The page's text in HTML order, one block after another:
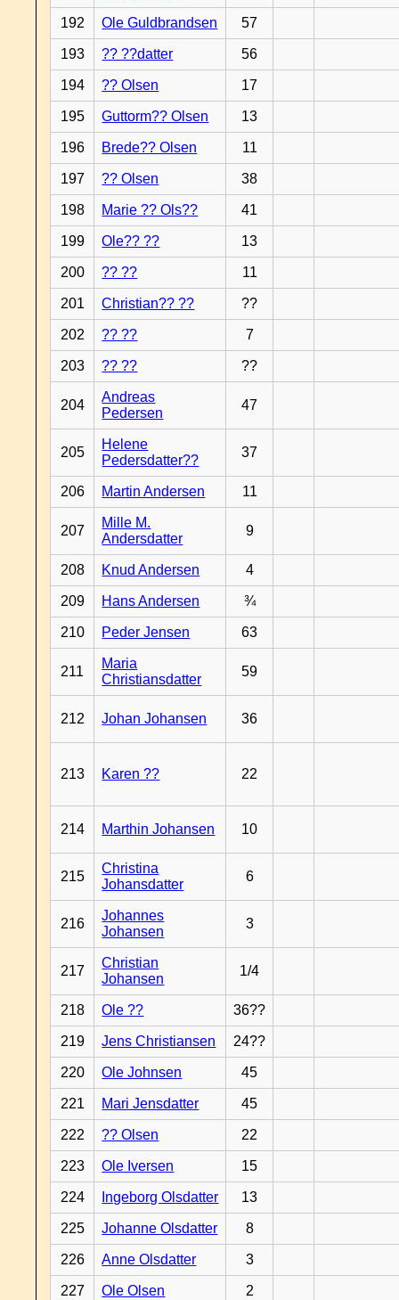
192 Ole Guldbrandsen 57
193 ?? ??datter 56
194 ?? Olsen 17
195 Guttorm?? Olsen 13
196 Brede?? Olsen 11
197 ?? Olsen 38
198 Marie ?? Ols?? 41
199 Ole?? ?? 13
200 ?? ?? 11
201 Christian?? ?? ??
202 ?? ?? 7
203 ?? ?? ??
204
Andreas
Pedersen
47
205
Helene
Pedersdatter??
37
206 Martin Andersen 11
207
Mille M.
Andersdatter
9
208 Knud Andersen 4
209 Hans Andersen ¾
210 Peder Jensen 63
211
Maria
Christiansdatter
59
212 Johan Johansen 36
213 Karen ?? 22
214 Marthin Johansen 10
215
Christina
Johansdatter
6
216
Johannes
Johansen
3
217
Christian
Johansen
1/4
218 Ole ?? 36??
219 Jens Christiansen 24??
220 Ole Johnsen 45
221 Mari Jensdatter 45
222 ?? Olsen 22
223 Ole Iversen 15
224 Ingeborg Olsdatter 13
225 Johanne Olsdatter 8
226 Anne Olsdatter 3
227 Ole Olsen 2